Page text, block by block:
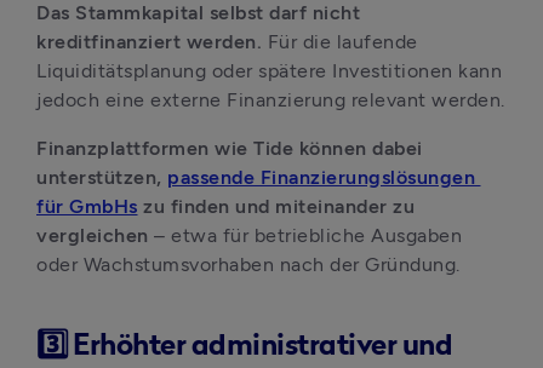
Das Stammkapital selbst darf nicht
kreditfinanziert werden. Für die laufende
Liquiditätsplanung oder spätere Investitionen kann
jedoch eine externe Finanzierung relevant werden.
Finanzplattformen wie Tide können dabei
unterstützen, passende Finanzierungslösungen
für GmbHs zu finden und miteinander zu
vergleichen – etwa für betriebliche Ausgaben
oder Wachstumsvorhaben nach der Gründung.
3️⃣ Erhöhter administrativer und